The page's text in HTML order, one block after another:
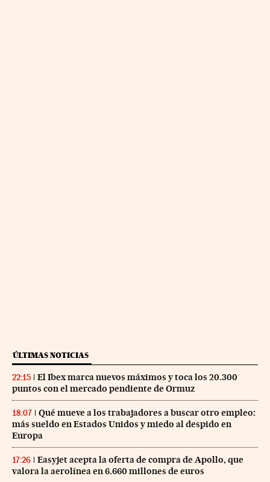
ÚLTIMAS NOTICIAS
22:15
El Ibex marca nuevos máximos y toca los 20.300
puntos con el mercado pendiente de Ormuz
18:07
Qué mueve a los trabajadores a buscar otro empleo:
más sueldo en Estados Unidos y miedo al despido en
Europa
17:26
Easyjet acepta la oferta de compra de Apollo, que
valora la aerolínea en 6.660 millones de euros